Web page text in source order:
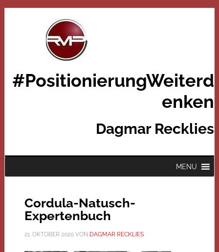
#PositionierungWeiterd
enken
Dagmar Recklies
MENU
Cordula-Natusch-
Expertenbuch
21. OKTOBER 2020VON DAGMAR RECKLIES